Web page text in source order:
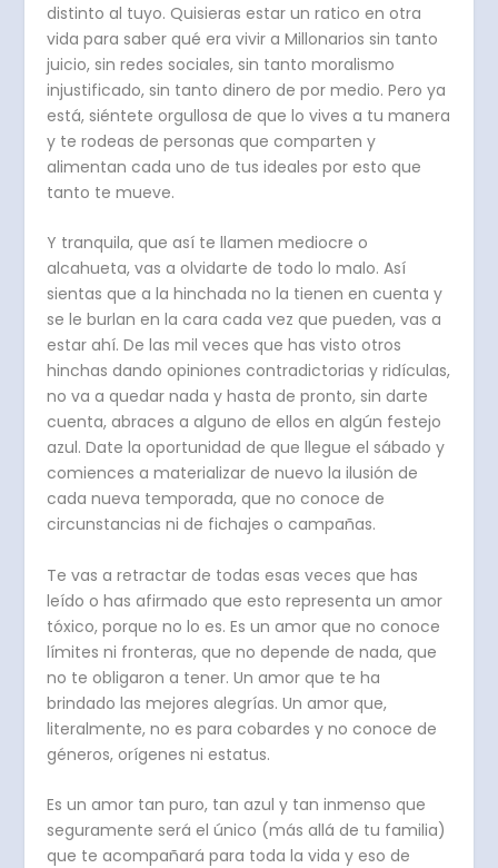
distinto al tuyo. Quisieras estar un ratico en otra
vida para saber qué era vivir a Millonarios sin tanto
juicio, sin redes sociales, sin tanto moralismo
injustificado, sin tanto dinero de por medio. Pero ya
está, siéntete orgullosa de que lo vives a tu manera
y te rodeas de personas que comparten y
alimentan cada uno de tus ideales por esto que
tanto te mueve.
Y tranquila, que así te llamen mediocre o
alcahueta, vas a olvidarte de todo lo malo. Así
sientas que a la hinchada no la tienen en cuenta y
se le burlan en la cara cada vez que pueden, vas a
estar ahí. De las mil veces que has visto otros
hinchas dando opiniones contradictorias y ridículas,
no va a quedar nada y hasta de pronto, sin darte
cuenta, abraces a alguno de ellos en algún festejo
azul. Date la oportunidad de que llegue el sábado y
comiences a materializar de nuevo la ilusión de
cada nueva temporada, que no conoce de
circunstancias ni de fichajes o campañas.
Te vas a retractar de todas esas veces que has
leído o has afirmado que esto representa un amor
tóxico, porque no lo es. Es un amor que no conoce
límites ni fronteras, que no depende de nada, que
no te obligaron a tener. Un amor que te ha
brindado las mejores alegrías. Un amor que,
literalmente, no es para cobardes y no conoce de
géneros, orígenes ni estatus.
Es un amor tan puro, tan azul y tan inmenso que
seguramente será el único (más allá de tu familia)
que te acompañará para toda la vida y eso de